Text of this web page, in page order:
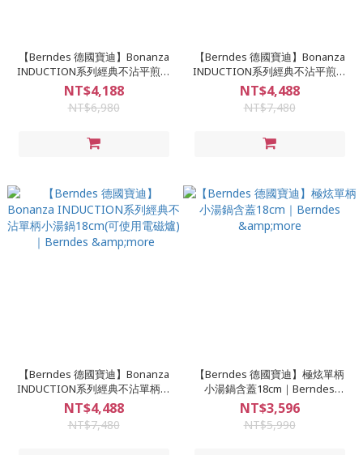
【Berndes 德國寶迪】Bonanza
INDUCTION系列經典不沾平煎鍋
24cm(可使用電磁爐)｜Berndes
&more
NT$4,188
NT$6,980
【Berndes 德國寶迪】Bonanza
INDUCTION系列經典不沾平煎鍋
28cm(可使用電磁爐)｜Berndes
&more
NT$4,488
NT$7,480
【Berndes 德國寶迪】Bonanza
INDUCTION系列經典不沾單柄小
湯鍋18cm(可使用電磁爐)｜
Berndes &more
NT$4,488
NT$7,480
【Berndes 德國寶迪】極炫單柄
小湯鍋含蓋18cm｜Berndes
&more
NT$3,596
NT$5,990